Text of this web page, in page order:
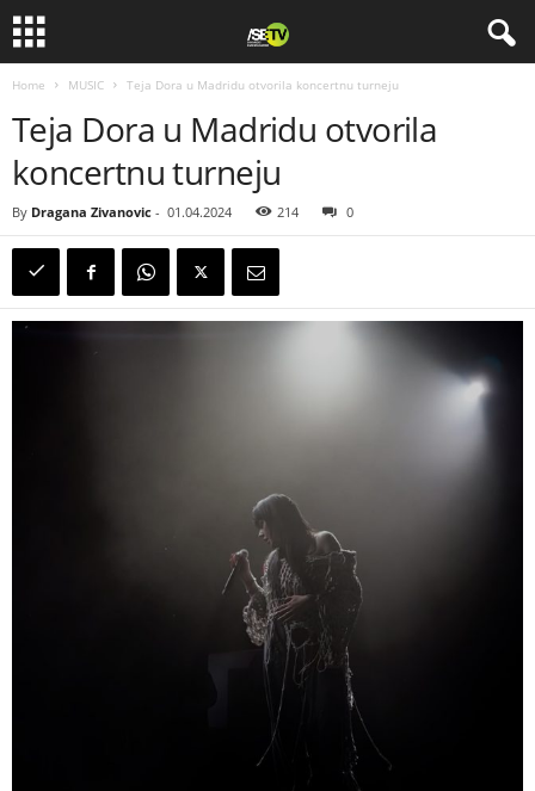
Home MUSIC Teja Dora u Madridu otvorila koncertnu turneju
Teja Dora u Madridu otvorila
koncertnu turneju
By Dragana Zivanovic - 01.04.2024 214 0